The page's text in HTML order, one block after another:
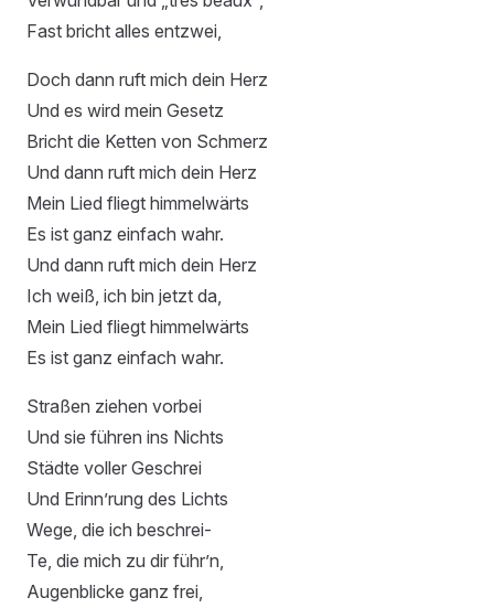
Fast bricht alles entzwei,
Doch dann ruft mich dein Herz
Und es wird mein Gesetz
Bricht die Ketten von Schmerz
Und dann ruft mich dein Herz
Mein Lied fliegt himmelwärts
Es ist ganz einfach wahr.
Und dann ruft mich dein Herz
Ich weiß, ich bin jetzt da,
Mein Lied fliegt himmelwärts
Es ist ganz einfach wahr.
Straßen ziehen vorbei
Und sie führen ins Nichts
Städte voller Geschrei
Und Erinn’rung des Lichts
Wege, die ich beschrei-
Te, die mich zu dir führ’n,
Augenblicke ganz frei,